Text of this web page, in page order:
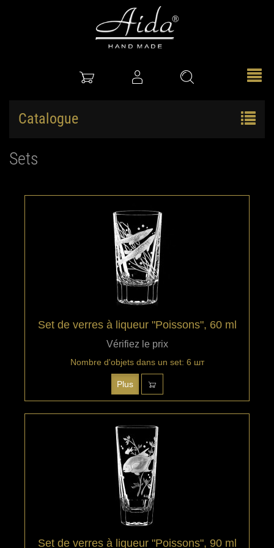
Catalogue
Sets
Set de verres à liqueur "Poissons", 60 ml
Vérifiez le prix
Nombre d'objets dans un set: 6 шт
Plus
Set de verres à liqueur "Poissons", 90 ml